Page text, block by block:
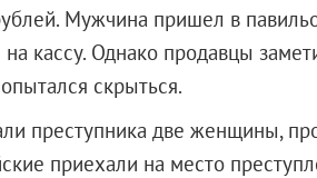
Мужчина пришел в
кассу. Однако продавцы
скрыться.
преступника две женщины,
приехали на место